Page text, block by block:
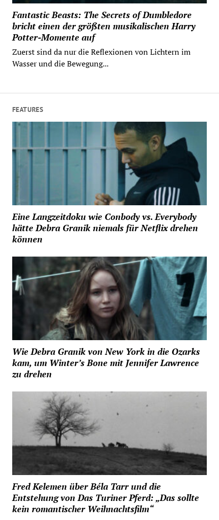
Fantastic Beasts: The Secrets of Dumbledore
bricht einen der größten musikalischen Harry
Potter-Momente auf
Zuerst sind da nur die Reflexionen von Lichtern im
Wasser und die Bewegung...
FEATURES
Eine Langzeitdoku wie Conbody vs. Everybody
hätte Debra Granik niemals für Netflix drehen
können
Wie Debra Granik von New York in die Ozarks
kam, um Winter’s Bone mit Jennifer Lawrence
zu drehen
Fred Kelemen über Béla Tarr und die
Entstehung von Das Turiner Pferd: „Das sollte
kein romantischer Weihnachtsfilm“